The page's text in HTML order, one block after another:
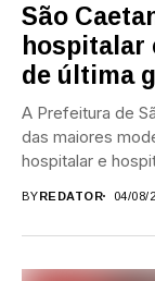
São
hospitalar
de última
A Prefeitura de
das maiores
hospitalar e
BYREDATOR 04/08/